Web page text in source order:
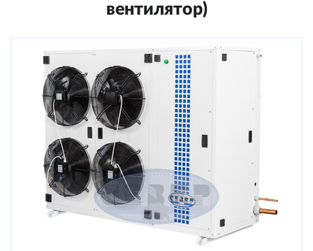
вентилятор)